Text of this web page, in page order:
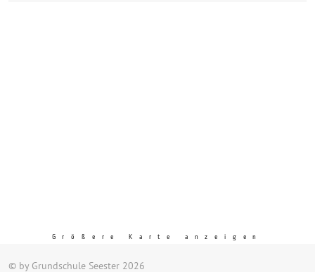
Größere Karte anzeigen
© by Grundschule Seester 2026